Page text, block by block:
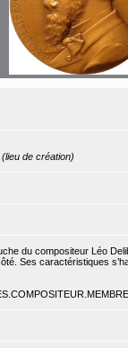
(lieu de création)
du compositeur Léo
Ses caractéristiques